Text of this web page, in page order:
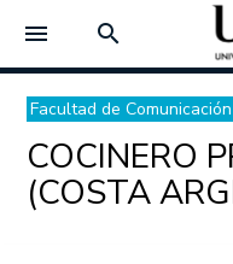
menu search
Facultad de Comunicación
COCINERO
(COSTA